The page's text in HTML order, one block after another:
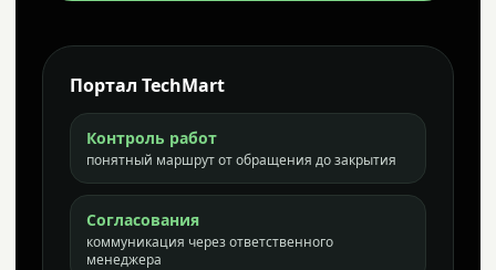
Портал TechMart
Контроль работ
понятный маршрут от обращения до закрытия
Согласования
коммуникация через ответственного
менеджера